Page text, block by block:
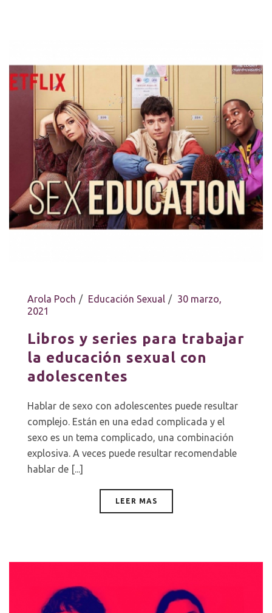
Arola Poch Educación Sexual
30 marzo,
2021
Libros y series para trabajar
la educación sexual con
adolescentes
Hablar de sexo con adolescentes puede resultar
complejo. Están en una edad complicada y el
sexo es un tema complicado, una combinación
explosiva. A veces puede resultar recomendable
hablar de [...]
LEER MAS